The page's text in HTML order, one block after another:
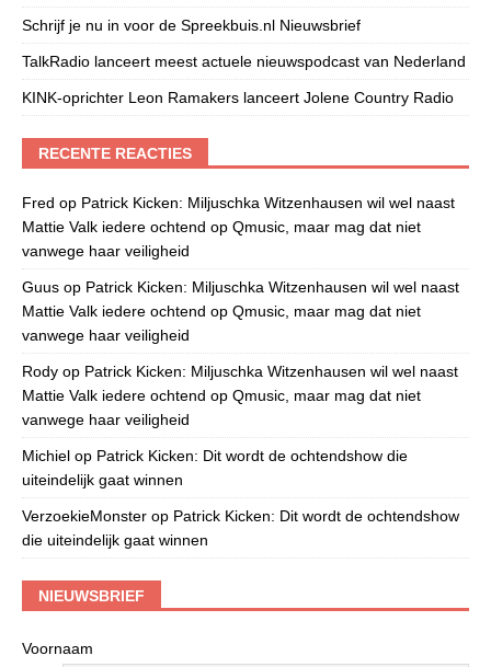
Schrijf je nu in voor de Spreekbuis.nl Nieuwsbrief
TalkRadio lanceert meest actuele nieuwspodcast van Nederland
KINK-oprichter Leon Ramakers lanceert Jolene Country Radio
RECENTE REACTIES
Fred op Patrick Kicken: Miljuschka Witzenhausen wil wel naast
Mattie Valk iedere ochtend op Qmusic, maar mag dat niet
vanwege haar veiligheid
Guus op Patrick Kicken: Miljuschka Witzenhausen wil wel naast
Mattie Valk iedere ochtend op Qmusic, maar mag dat niet
vanwege haar veiligheid
Rody op Patrick Kicken: Miljuschka Witzenhausen wil wel naast
Mattie Valk iedere ochtend op Qmusic, maar mag dat niet
vanwege haar veiligheid
Michiel op Patrick Kicken: Dit wordt de ochtendshow die
uiteindelijk gaat winnen
VerzoekieMonster op Patrick Kicken: Dit wordt de ochtendshow
die uiteindelijk gaat winnen
NIEUWSBRIEF
Voornaam